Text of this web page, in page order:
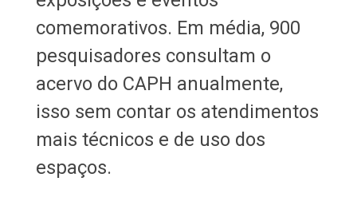
comemorativos. Em média, 900
pesquisadores consultam o
acervo do CAPH anualmente,
isso sem contar os atendimentos
mais técnicos e de uso dos
espaços.